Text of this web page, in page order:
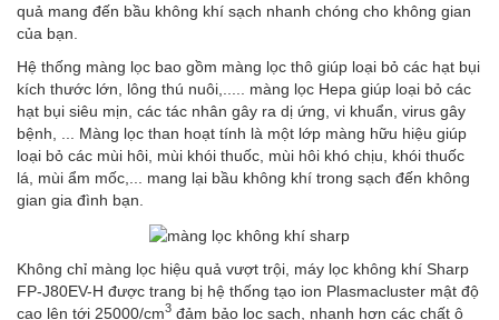
quả mang đến bầu không khí sạch nhanh chóng cho không gian
của bạn.
Hệ thống màng lọc bao gồm màng lọc thô giúp loại bỏ các hạt bụi
kích thước lớn, lông thú nuôi,..... màng lọc Hepa giúp loại bỏ các
hạt bụi siêu mịn, các tác nhân gây ra dị ứng, vi khuẩn, virus gây
bệnh, ... Màng lọc than hoạt tính là một lớp màng hữu hiệu giúp
loại bỏ các mùi hôi, mùi khói thuốc, mùi hôi khó chịu, khói thuốc
lá, mùi ẩm mốc,... mang lại bầu không khí trong sạch đến không
gian gia đình bạn.
Không chỉ màng lọc hiệu quả vượt trội, máy lọc không khí Sharp
FP-J80EV-H được trang bị hệ thống tạo ion Plasmacluster mật độ
cao lên tới 25000/cm3 đảm bảo lọc sạch, nhanh hơn các chất ô